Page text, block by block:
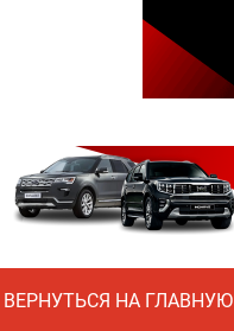
ВЕРНУТЬСЯ НА ГЛАВНУЮ